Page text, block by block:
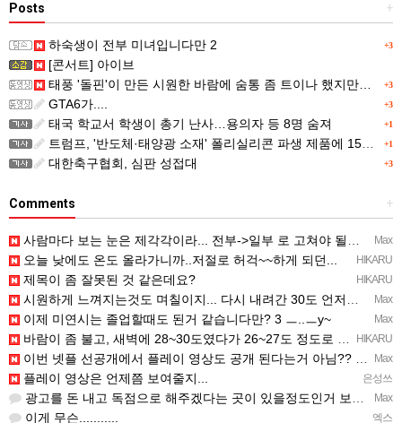
+
Posts
+3
하숙생이 전부 미녀입니다만 2
[콘서트] 아이브
+3
태풍 '돌핀'이 만든 시원한 바람에 숨통 좀 트이나 했지만…
+3
GTA6가....
+1
태국 학교서 학생이 총기 난사…용의자 등 8명 숨져
+1
트럼프, '반도체·태양광 소재' 폴리실리콘 파생 제품에 15% 관세...한국 기업도 영향
+3
대한축구협회, 심판 성접대
+
Comments
Max
사람마다 보는 눈은 제각각이라... 전부->일부 로 고쳐야 될듯 ㅡ..ㅡy~
HIKARU
오늘 낮에도 온도 올라가니까..저절로 허걱~~하게 되던...
HIKARU
제목이 좀 잘못된 것 같은데요?
Max
시원하게 느껴지는것도 며칠이지... 다시 내려간 30도 언저리 온도에 적응되면 고대로 다시 더움..
Max
이제 미연시는 졸업할때도 된거 같습니다만? 3 ㅡ..ㅡy~
HIKARU
바람이 좀 불고, 새벽에 28~30도였다가 26~27도 정도로 내려감...─ ─)a
Max
이번 넷플 선공개에서 플레이 영상도 공개 된다는거 아님?? ㅡㅡa
은성쓰
플레이 영상은 언제쯤 보여줄지...
Max
광고를 돈 내고 독점으로 해주겠다는 곳이 있을정도인거 보면 어마어마한 게임은 맞는듯 ㅡ..ㅡ... 여태까지 …
엑스
이게 무슨...........